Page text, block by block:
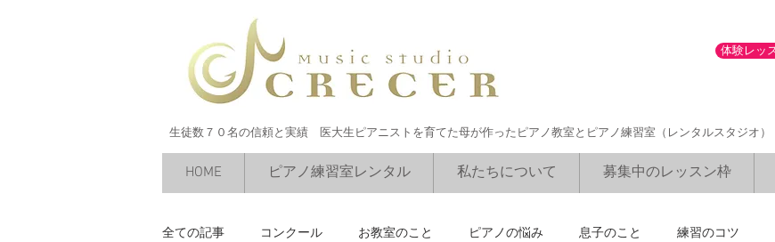
体験レッ
生徒数７０名の信頼と実績 医大生ピアニストを育てた母が作ったピアノ教室とピアノ練習室（レンタルスタジオ）
HOME ピアノ練習室レンタル 私たちについて 募集中のレッスン枠
全ての記事 コンクール お教室のこと ピアノの悩み 息子のこと 練習のコツ